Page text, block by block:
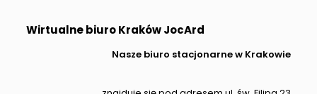
Wirtualne biuro Kraków JocArd
Nasze biuro stacjonarne w Krakowie